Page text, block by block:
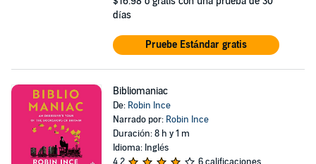
días
Pruebe Estándar gratis
Bibliomaniac
De: Robin Ince
Narrado por: Robin Ince
Duración: 8 h y 1 m
Idioma: Inglés